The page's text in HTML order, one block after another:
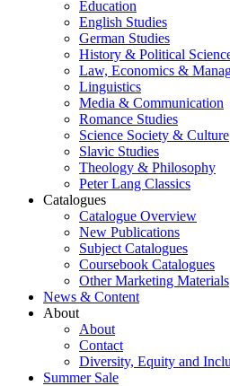
Education
English Studies
German Studies
History & Political
Law, Economics &
Linguistics
Media & Communication
Romance Studies
Science Society & Culture
Slavic Studies
Theology & Philosophy
Peter Lang Classics
Catalogues
Catalogue Overview
New Publications
Subject Catalogues
Coursebook Catalogues
Other Marketing Materials
News & Content
About
About
Contact
Diversity, Equity and
Summer Sale